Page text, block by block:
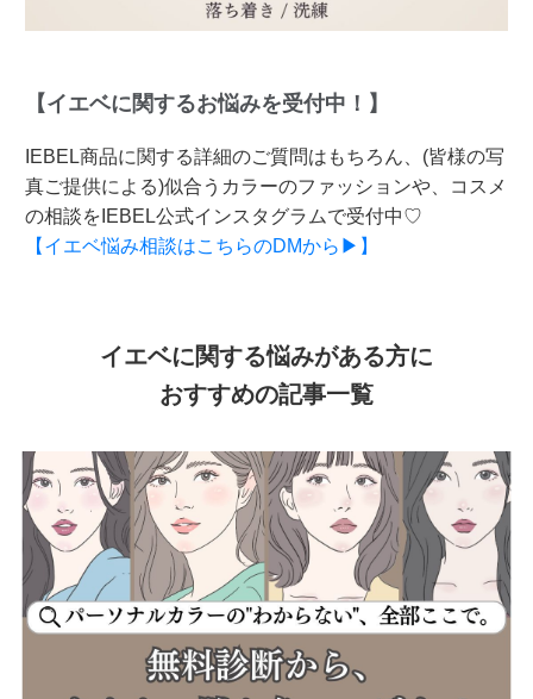
【イエベに関するお悩みを受付中！】
IEBEL商品に関する詳細のご質問はもちろん、(皆様の写
真ご提供による)似合うカラーのファッションや、コスメ
の相談をIEBEL公式インスタグラムで受付中♡
【イエベ悩み相談はこちらのDMから▶】
イエベに関する悩みがある方に
おすすめの記事一覧